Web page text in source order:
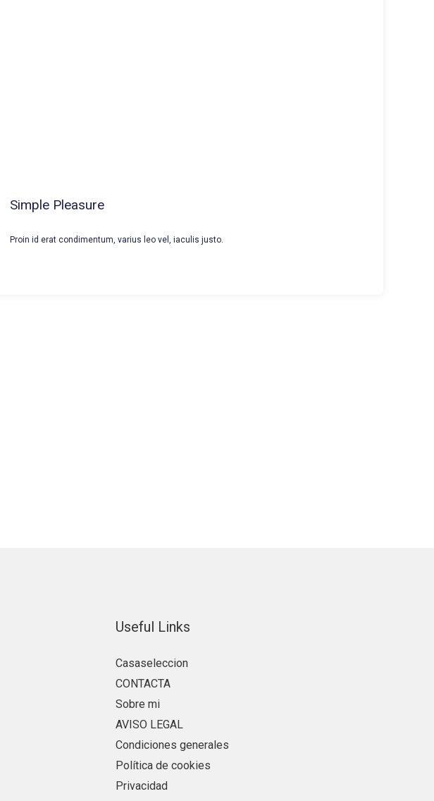
Simple Pleasure
Proin id erat condimentum, varius leo vel, iaculis justo.
Useful Links
Casaseleccion
CONTACTA
Sobre mi
AVISO LEGAL
Condiciones generales
Política de cookies
Privacidad